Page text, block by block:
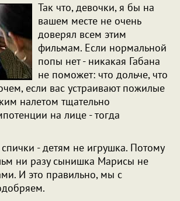
Так что, девочки, я бы на
вашем месте не очень
доверял всем этим
фильмам. Если нормальной
попы нет - никакая Габана
не поможет: что дольче, что
если вас устраивают пожилые
налетом тщательно
на лице - тогда
- детям не игрушка. Потому
ни разу сынишка Марисы не
И это правильно, мы с